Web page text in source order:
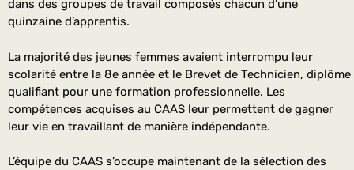
dans des groupes de travail composés chacun d’une
quinzaine d’apprentis.
La majorité des jeunes femmes avaient interrompu leur
scolarité entre la 8e année et le Brevet de Technicien, diplôme
qualifiant pour une formation professionnelle. Les
compétences acquises au CAAS leur permettent de gagner
leur vie en travaillant de manière indépendante.
L’équipe du CAAS s’occupe maintenant de la sélection des